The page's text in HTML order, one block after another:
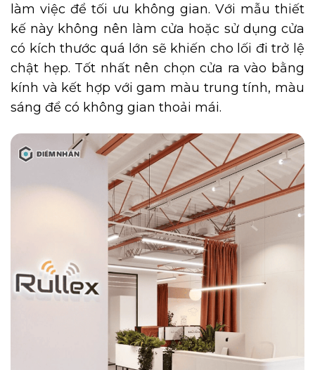
làm việc để tối ưu không gian. Với mẫu thiết
kế này không nên làm cửa hoặc sử dụng cửa
có kích thước quá lớn sẽ khiến cho lối đi trở lệ
chật hẹp. Tốt nhất nên chọn cửa ra vào bằng
kính và kết hợp với gam màu trung tính, màu
sáng để có không gian thoải mái.